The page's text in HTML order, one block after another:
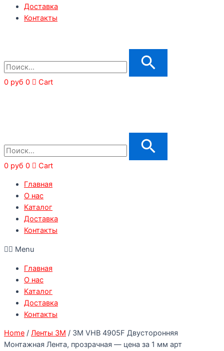
Доставка
Контакты
0 руб 0 Cart
0 руб 0 Cart
Главная
О нас
Каталог
Доставка
Контакты
Menu
Главная
О нас
Каталог
Доставка
Контакты
Home / Ленты 3М / 3M VHB 4905F Двусторонняя
Монтажная Лента, прозрачная — цена за 1 мм арт